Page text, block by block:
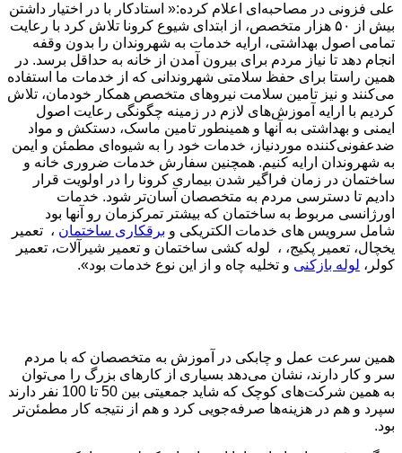
علی فزونی در مصاحبه‌ای اعلام کرده:« استادکار با در اختیار داشتن
بیش از ۵۰ هزار متخصص، از ابتدای شیوع کرونا تلاش کرد با رعایت
تمامی اصول بهداشتی، ارایه خدمات به شهروندان را بدون وقفه
انجام دهد تا نیاز مردم برای بیرون آمدن از خانه به حداقل برسد. در
همین راستا برای حفظ سلامتی شهروندانی که از خدمات ما استفاده
می‌کنند و نیز تامین سلامت نیروهای متخصص همکار خودمان، تلاش
کردیم با ارایه آموزش‌های لازم در زمینه چگونگی رعایت اصول
ایمنی و بهداشتی به آنها و همینطور تامین ماسک، دستکش و مواد
ضدعفونی‌کننده موردنیاز، خدمات خود را به شیوه‌ای مطمئن و ایمن
به شهروندان ارایه کنیم. همچنین سفارش خدمات ضروری خانه و
ساختمان در زمان فراگیر شدن بیماری کرونا را در اولویت قرار
دادیم تا دسترسی مردم به متخصصان آسان‌تر شود. خدمات
اورژانسی مربوط به ساختمان که بیشتر تمرکزمان رو آنها بود
شامل سرویس های خدمات الکتریکی و برقکاری ساختمان ، تعمیر
یخچال، تعمیر پکیج، ، لوله کشی ساختمان و تعمیر شیرآلات، تعمیر
کولر، لوله بازکنی و تخلیه چاه و از این نوع خدمات بود».
همین سرعت عمل و چابکی در آموزش به متخصصان که با مردم
سر و کار دارند، نشان می‌دهد بسیاری از کارهای بزرگ را می‌توان
به همین شرکت‌های کوچک که شاید جمعیتی بین 50 تا 100 نفر دارند
سپرد و هم در هزینه‌ها صرفه‌جویی کرد و هم از نتیجه کار مطمئن‌تر
بود.